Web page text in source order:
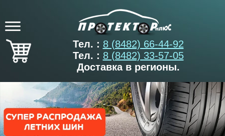
Тел. : 8 (8482) 66-44-92
Тел. : 8 (8482) 33-57-05
Доставка в регионы.